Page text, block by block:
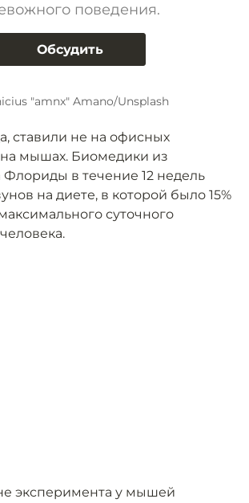
поведения.
Обсудить
"amnx" Amano/Unsplash
ставили не на офисных
на мышах. Биомедики из
Флориды в течение 12 недель
на диете, в которой было 15%
суточного
эксперимента у мышей